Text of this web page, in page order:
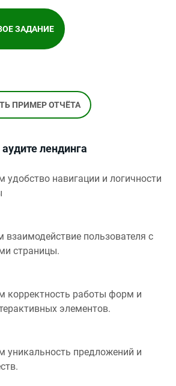
ЗАДАНИЕ
ПРИМЕР ОТЧЁТА
лендинга
удобство навигации и логичности
взаимодействие пользователя с
страницы.
корректность работы форм и
элементов.
уникальность предложений и